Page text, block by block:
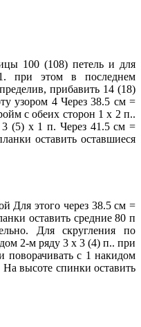
100 (108) петель и для
при этом в последнем
прибавить 14 (18)
узором 4 Через 38.5 см =
с обеих сторон 1 х 2 п..
(5) х 1 п. Через 41.5 см =
оставить оставшиеся
Для этого через 38.5 см =
оставить средние 80 п
Для скругления по
2-м ряду 3 х 3 (4) п.. при
поворачивать с 1 накидом
высоте спинки оставить